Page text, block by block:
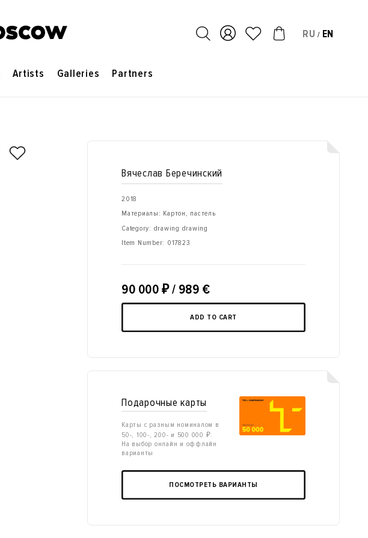
RU / EN
Artists Galleries Partners
Вячеслав Беречинский
2018
Материалы: Картон, пастель
Category: drawing drawing
Item Number: 017823
90 000 ₽/ 989 €
ADD TO CART
Подарочные карты
Карты с разным номиналом в
50-, 100-, 200- и 500 000 ₽.
На выбор онлайн и оффлайн
варианты
ПОСМОТРЕТЬ ВАРИАНТЫ